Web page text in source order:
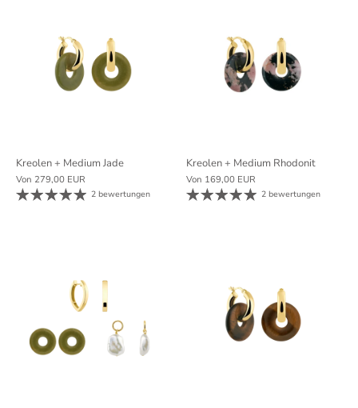
Kreolen + Medium Jade
Von 279,00 EUR
2 bewertungen
Kreolen + Medium Rhodonit
Von 169,00 EUR
2 bewertungen